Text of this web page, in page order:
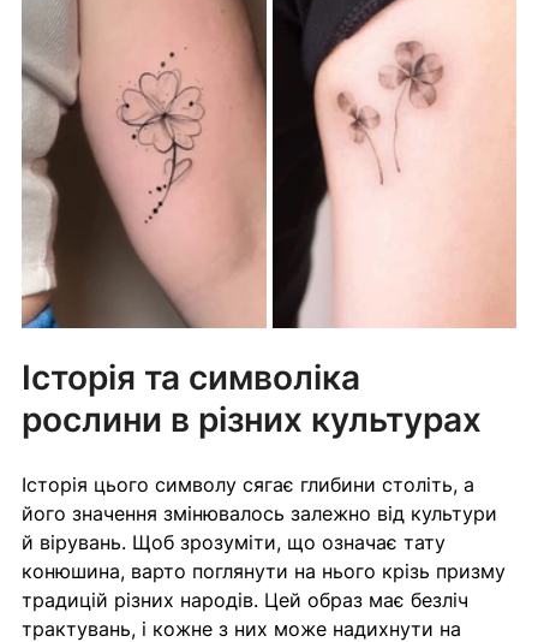
Історія та символіка
рослини в різних культурах
Історія цього символу сягає глибини століть, а
його значення змінювалось залежно від культури
й вірувань. Щоб зрозуміти, що означає тату
конюшина, варто поглянути на нього крізь призму
традицій різних народів. Цей образ має безліч
трактувань, і кожне з них може надихнути на